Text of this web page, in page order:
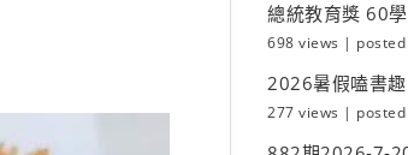
總統教育獎 60
698 views |
2026暑假嗑書
277 views |